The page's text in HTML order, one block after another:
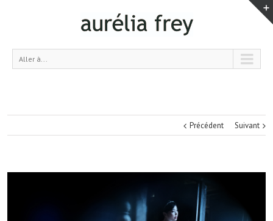
Aller à...
Précédent Suivant